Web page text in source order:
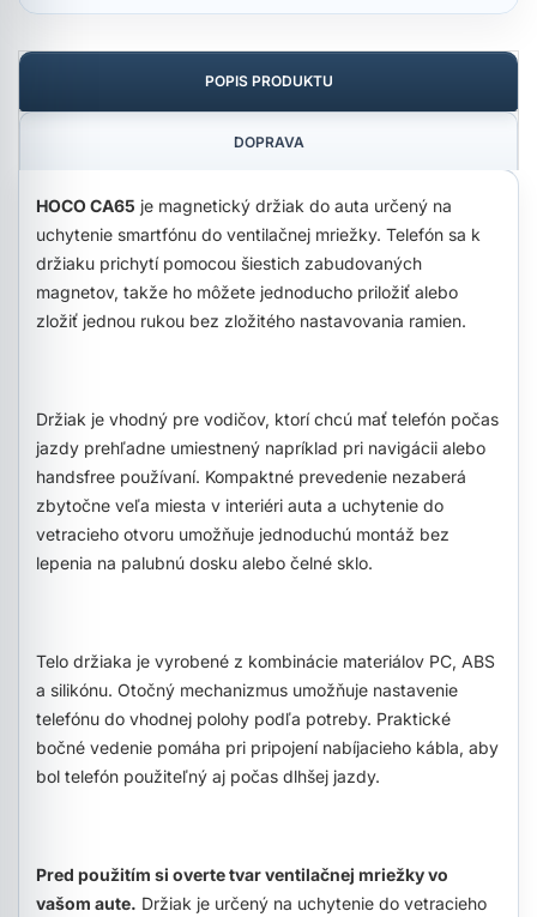
POPIS PRODUKTU
DOPRAVA
HOCO CA65 je magnetický držiak do auta určený na
uchytenie smartfónu do ventilačnej mriežky. Telefón sa k
držiaku prichytí pomocou šiestich zabudovaných
magnetov, takže ho môžete jednoducho priložiť alebo
zložiť jednou rukou bez zložitého nastavovania ramien.
Držiak je vhodný pre vodičov, ktorí chcú mať telefón počas
jazdy prehľadne umiestnený napríklad pri navigácii alebo
handsfree používaní. Kompaktné prevedenie nezaberá
zbytočne veľa miesta v interiéri auta a uchytenie do
vetracieho otvoru umožňuje jednoduchú montáž bez
lepenia na palubnú dosku alebo čelné sklo.
Telo držiaka je vyrobené z kombinácie materiálov PC, ABS
a silikónu. Otočný mechanizmus umožňuje nastavenie
telefónu do vhodnej polohy podľa potreby. Praktické
bočné vedenie pomáha pri pripojení nabíjacieho kábla, aby
bol telefón použiteľný aj počas dlhšej jazdy.
Pred použitím si overte tvar ventilačnej mriežky vo
vašom aute. Držiak je určený na uchytenie do vetracieho